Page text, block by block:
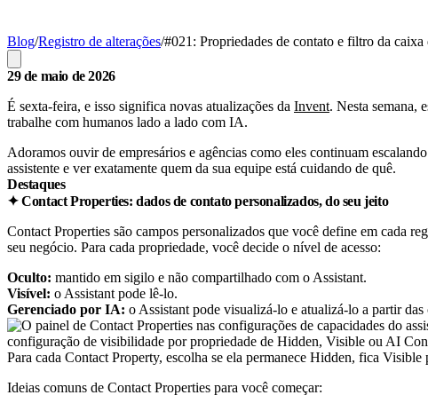
Blog/Registro de alterações/#021: Propriedades de contato e filtro da caixa
29 de maio de 2026
É sexta-feira, e isso significa novas atualizações da Invent. Nesta semana,
trabalhe com humanos lado a lado com IA.
Adoramos ouvir de empresários e agências como eles continuam
assistente e ver exatamente quem da sua equipe está cuidando de quê.
Destaques
✦ Contact Properties: dados de contato personalizados, do seu jeito
Contact Properties são campos personalizados que você define em cada
seu negócio. Para cada propriedade, você decide o nível de acesso:
Oculto: mantido em sigilo e não compartilhado com o Assistant.
Visível: o Assistant pode lê-lo.
Gerenciado por IA: o Assistant pode visualizá-lo e atualizá-lo a partir das
Para cada Contact Property, escolha se ela permanece Hidden, fica
Ideias comuns de Contact Properties para você começar: